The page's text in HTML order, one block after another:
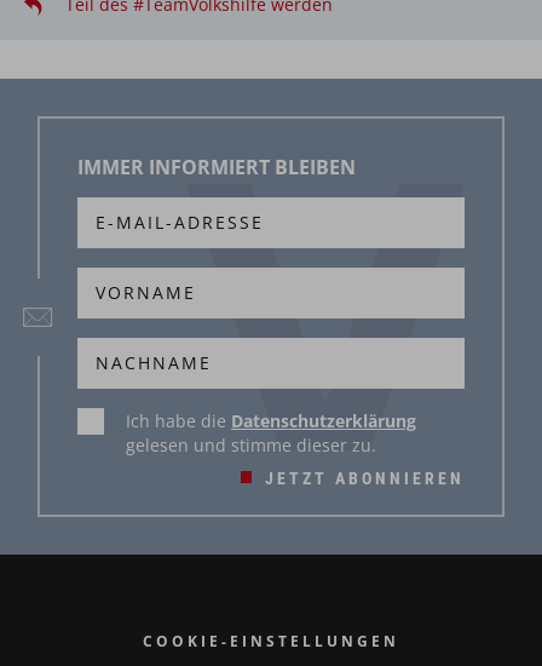
IMMER INFORMIERT BLEIBEN
JETZT ABONNIEREN
Ich habe die Datenschutzerklärung
gelesen und stimme dieser zu.
COOKIE-EINSTELLUNGEN